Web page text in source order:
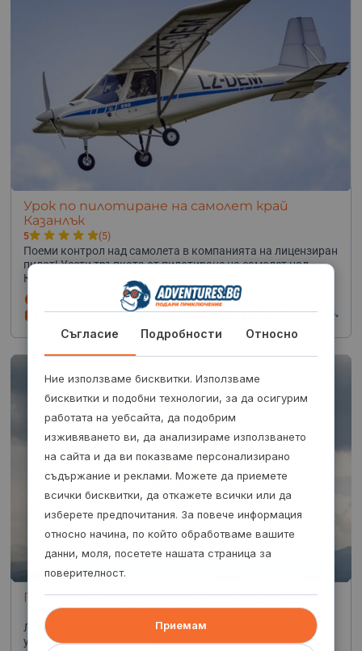
Урок по пилотиране на самолет край
Казанлък
5 (5)
Поеми контрол над самолета в компанията на лицензиран
пилот! Усети тръпката от пилотиране на самолет над
Казанлък!
летище Казанлък, южно
от гр. Казанлък
от76.69€/150 лв.
Полет с мото делтапланер около Казанлък
Лети над Казанлъшката долина с мото делтапланер и
усети свободата на птиците!
Съгласие Подробности Относно
Ние използваме бисквитки. Използваме
бисквитки и подобни технологии, за да осигурим
работата на уебсайта, да подобрим
изживяването ви, да анализираме използването
на сайта и да ви показваме персонализирано
съдържание и реклами. Можете да приемете
всички бисквитки, да откажете всички или да
изберете предпочитания. За повече информация
относно начина, по който обработваме вашите
данни, моля, посетете нашата страница за
поверителност.
Приемам